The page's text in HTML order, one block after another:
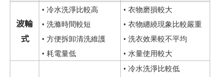
波輪
式
• 冷水洗淨比較高
• 洗滌時間較短
• 方便拆卸清洗維護
• 耗電量低
• 衣物磨損較大
• 衣物纏繞現象比較嚴重
• 洗衣效果較不平均
• 水量使用較大
• 冷水洗淨比較低